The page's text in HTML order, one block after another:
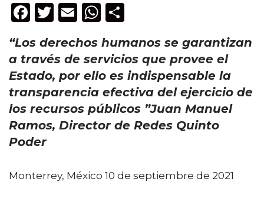
F
c
e
b
o
o
k
T
it
te
r
E
ai
l
W
a
ts
A
p
p
m
p
ar
ti
r
“Los derechos humanos se garantizan
a través de servicios que provee el
Estado, por ello es indispensable la
transparencia efectiva del ejercicio de
los recursos públicos ”Juan Manuel
Ramos, Director de Redes Quinto
Poder
Monterrey, México 10 de septiembre de 2021